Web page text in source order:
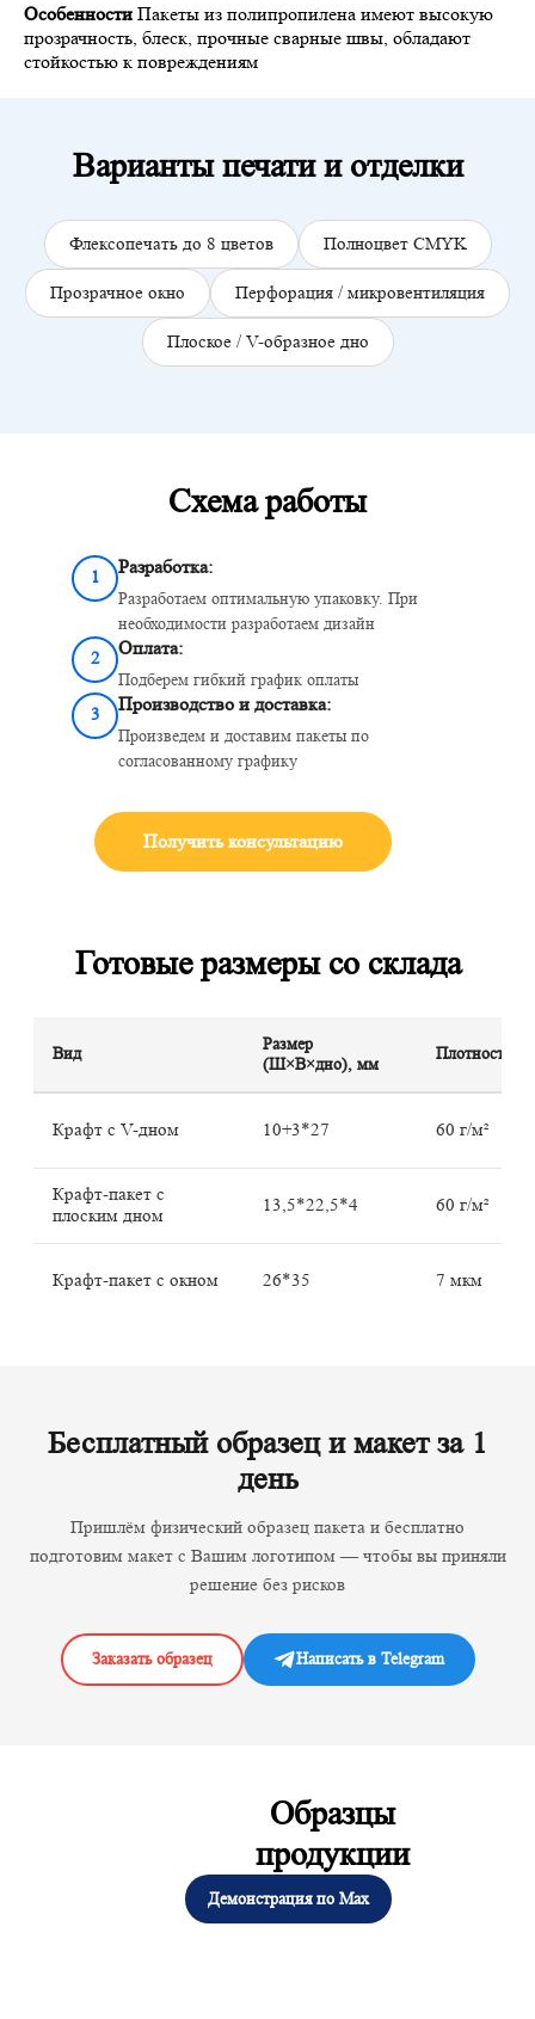
Особенности Пакеты из полипропилена имеют высокую
прозрачность, блеск, прочные сварные швы, обладают
стойкостью к повреждениям
Варианты печати и отделки
Флексопечать до 8 цветов Полноцвет CMYK
Прозрачное окно Перфорация / микровентиляция
Плоское / V-образное дно
Схема работы
1 Разработка:
Разработаем оптимальную упаковку. При
необходимости разработаем дизайн
2 Оплата:
Подберем гибкий график оплаты
3 Производство и доставка:
Произведем и доставим пакеты по
согласованному графику
Получить консультацию
Готовые размеры со склада
Вид
Размер
(Ш×В×дно), мм
Плотность
Крафт с V-дном 10+3*27 60 г/м²
Крафт-пакет с
плоским дном
13,5*22,5*4 60 г/м²
Крафт-пакет с окном 26*35 7 мкм
Бесплатный образец и макет за 1
день
Пришлём физический образец пакета и бесплатно
подготовим макет с Вашим логотипом — чтобы вы приняли
решение без рисков
Заказать образец Написать в Telegram
Образцы
продукции
Демонстрация по Max